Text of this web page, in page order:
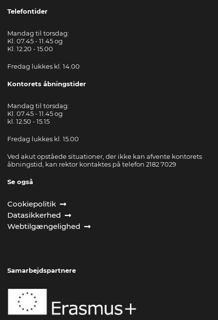
Telefontider
Mandag til torsdag:
Kl. 07.45 - 11.45 og
Kl. 12.20 - 15.00
Fredag lukkes kl. 14.00
Kontorets åbningstider
Mandag til torsdag:
Kl. 07.45 - 11.45 og
kl. 12.50 - 15.15
Fredag lukkes kl. 15.00
Ved akut opståede situationer, der ikke kan afvente kontorets
åbningstid, kan rektor kontaktes på telefon 2182 7029
Se også
Cookiepolitik
Datasikkerhed
Webtilgængelighed
Samarbejdspartnere